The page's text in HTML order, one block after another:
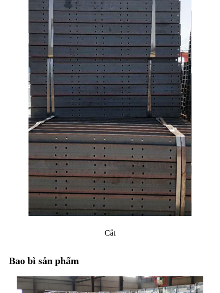
Cắt
Bao bì sản phẩm